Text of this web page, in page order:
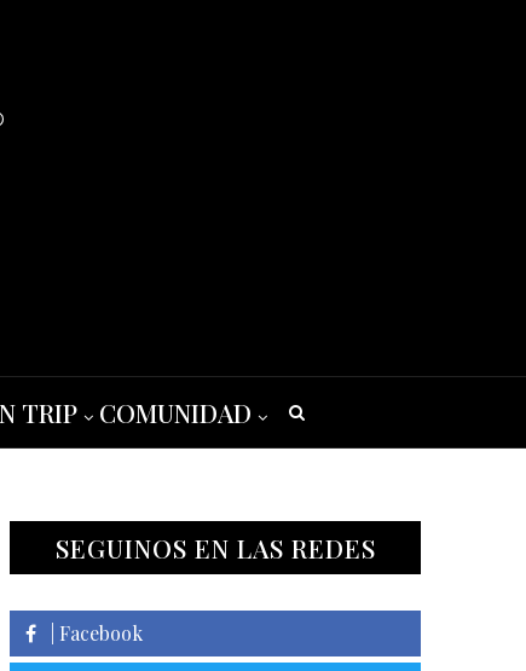
TRIP COMUNIDAD
SEGUINOS EN LAS REDES
| Facebook